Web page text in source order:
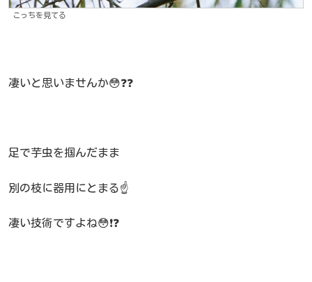
こっちを見てる
凄いと思いませんか😳❓❓
足で芋虫を掴んだまま
別の枝に器用にとまる☝️
凄い技術ですよね😳❗❓